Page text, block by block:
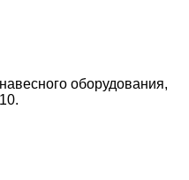
оборудования,